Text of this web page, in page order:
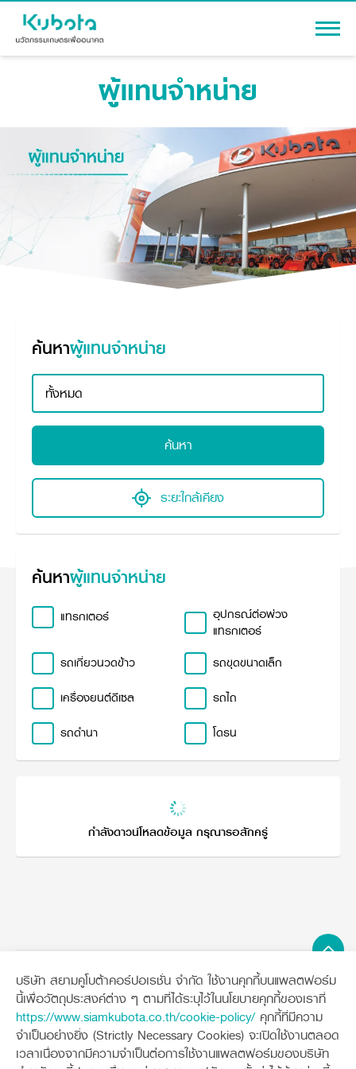
บริษัท สยามคูโบต้าคอร์ปอเรชั่น จำกัด ใช้งานคุกกี้บนแพลตฟอร์ม
นี้เพื่อวัตถุประสงค์ต่าง ๆ ตามที่ได้ระบุไว้ในนโยบายคุกกี้ของเราที่
https://www.siamkubota.co.th/cookie-policy/คุกกี้ที่มีความ
จำเป็นอย่างยิ่ง (Strictly Necessary Cookies) จะเปิดใช้งานตลอด
เวลาเนื่องจากมีความจำเป็นต่อการใช้งานแพลตฟอร์มของบริษัท
สินค้า
เครื่องจักรกลการเกษตร
แทรกเตอร์
อุปกรณ์ต่อพ่วงแทรกเตอร์
รถเกี่ยวนวดข้าว
รถไถ
สินค้าอื่น ๆ
เครื่องจักรกลก่อสร้าง
รถขุดขนาดเล็ก
รถตักล้อยาง
สินค้านวัตกรรมการเกษตร
โดรนการเกษตร
สาระความรู้
ศูนย์จำหน่ายกล้าแผ่นฯ
ศูนย์จำหน่ายกล้าแผ่นคูโบต้า
สิ่งที่ผู้ลงทุนจะได้รับ
การลงทุนรายได้และจุดคุ้มทุน
ขั้นตอนการเข้าร่วมโครงการ
ติดต่อซื้อกล้าแผ่น
รู้จักสยามคูโบต้า
ประวัติบริษัท
วิสัยทัศน์และนโยบาย
4 หัวใจหลักของธุรกิจ
มาตรฐานสู่ความเป็นผู้นำในเอเชีย
ธุรกิจต่างประเทศ
ที่มา
สำนักงานต่างประเทศ
ประเทศคู่ค้า
สมัครงาน
สมัครงานคูโบต้า
ตำแหน่งงานว่าง
นักศึกษาฝึกงาน
ข่าวสาร
ข่าวสาร
ข่าวสารองค์กร
โฆษณาคูโบต้า
ข่าวกิจกรรมเพื่อสังคม
การพัฒนาชุมชน และสังคม
การศึกษา และเยาวชน
สิ่งแวดล้อมความปลอดภัยและอาชีวอนามัย
คูโบต้าร่วมมือ
เกษตรร่วมใจ
โครงการ
เอกสารดาวน์โหลด
วารสารออนไลน์
บริการหลังการขาย
เช่าซื้อ
KAS เกษตรครบวงจร
คูโบต้าฟาร์ม
คูโบต้าแฟมิลี่
ภาษา
ผู้แทนจำหน่าย
ค้นหาผู้แทนจำหน่าย
ค้นหา
ระยะใกล้เคียง
ค้นหาผู้แทนจำหน่าย
แทรกเตอร์
อุปกรณ์ต่อพ่วง
แทรกเตอร์
รถเกี่ยวนวดข้าว
รถขุดขนาดเล็ก
เครื่องยนต์ดีเซล
รถไถ
รถดำนา
โดรน
กำลังดาวน์โหลดข้อมูล กรุณารอสักครู่
Sitemap
เครื่องจักรกลการเกษตร
แทรกเตอร์
อุปกรณ์ต่อพ่วงแทรกเตอร์
เครื่องจักรกลก่อสร้าง
รถขุดขนาดเล็ก
อุปกรณ์ต่อพ่วงรถขุด
ช่องทางการติดตาม ศูนย์ลูกค้าสัมพันธ์คูโบต้า คอนเนค